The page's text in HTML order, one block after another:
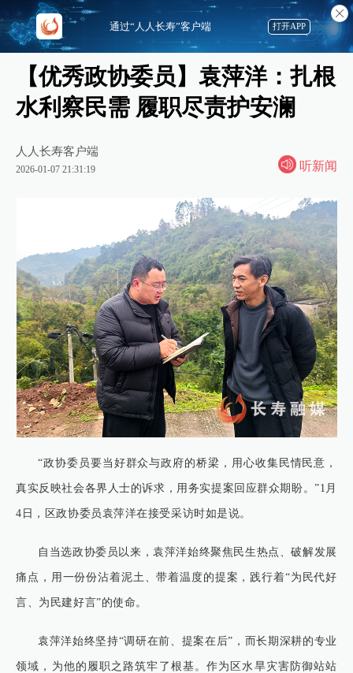
【优秀政协委员】袁萍洋：扎根
水利察民需 履职尽责护安澜
人人长寿客户端
2026-01-07 21:31:19 听新闻
“政协委员要当好群众与政府的桥梁，用心收集民情民意，
真实反映社会各界人士的诉求，用务实提案回应群众期盼。”1月
4日，区政协委员袁萍洋在接受采访时如是说。
自当选政协委员以来，袁萍洋始终聚焦民生热点、破解发展
痛点，用一份份沾着泥土、带着温度的提案，践行着“为民代好
言、为民建好言”的使命。
袁萍洋始终坚持“调研在前、提案在后”，而长期深耕的专业
领域，为他的履职之路筑牢了根基。作为区水旱灾害防御站站
通过“人人长寿”客户端 打开APP